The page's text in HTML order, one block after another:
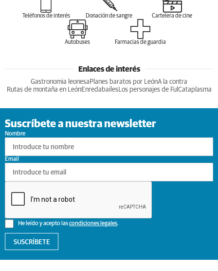
Teléfonos de interés Donación de sangre Cartelera de cine
Autobuses Farmacias de guardia
Enlaces de interés
Gastronomia leonesa Planes baratos por LeónA la contra
Rutas de montaña en LeónEnredabailesLos personajes de Ful Cataplasma
Suscríbete a nuestra newsletter
Nombre
He leído y acepto lascondiciones legales.
Email
SUSCRÍBETE